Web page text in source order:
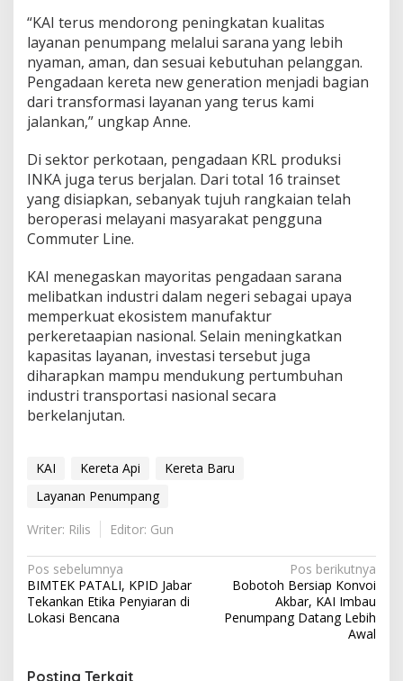
“KAI terus mendorong peningkatan kualitas
layanan penumpang melalui sarana yang lebih
nyaman, aman, dan sesuai kebutuhan pelanggan.
Pengadaan kereta new generation menjadi bagian
dari transformasi layanan yang terus kami
jalankan,” ungkap Anne.
Di sektor perkotaan, pengadaan KRL produksi
INKA juga terus berjalan. Dari total 16 trainset
yang disiapkan, sebanyak tujuh rangkaian telah
beroperasi melayani masyarakat pengguna
Commuter Line.
KAI menegaskan mayoritas pengadaan sarana
melibatkan industri dalam negeri sebagai upaya
memperkuat ekosistem manufaktur
perkeretaapian nasional. Selain meningkatkan
kapasitas layanan, investasi tersebut juga
diharapkan mampu mendukung pertumbuhan
industri transportasi nasional secara
berkelanjutan.
KAI Kereta Api
Kereta Baru
Layanan Penumpang
Writer: Rilis
Editor: Gun
Navigasi
pos
Pos sebelumnya
BIMTEK PATALI, KPID Jabar
Tekankan Etika Penyiaran di
Lokasi Bencana
Pos berikutnya
Bobotoh Bersiap Konvoi
Akbar, KAI Imbau
Penumpang Datang Lebih
Awal
Posting Terkait